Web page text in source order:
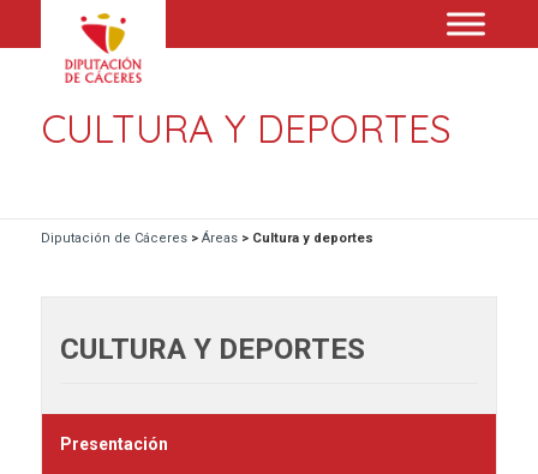
CULTURA Y DEPORTES
Diputación de Cáceres> Áreas> Cultura y deportes
CULTURA Y DEPORTES
Presentación